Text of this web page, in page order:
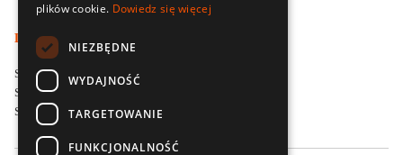
LOKALNE SPECJALIZACJE SZKOLENIOWE
Szkolenia menedżerskie dla firm w Poznaniu
Szkolenia sprzedażowe dla firm we Wrocławiu
Szkolenia sprzedażowe dla firm w Łodzi
plików cookie. Dowiedz się więcej
NIEZBĘDNE
WYDAJNOŚĆ
TARGETOWANIE
FUNKCJONALNOŚĆ